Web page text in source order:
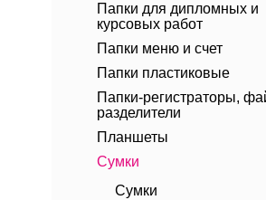
Папки для дипломных и
курсовых работ
Папки меню и счет
Папки пластиковые
Папки-регистраторы,
разделители
Планшеты
Сумки
Сумки